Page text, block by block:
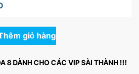
giỏ hàng
8 DÀNH CHO CÁC VIP SÀI THÀNH !!!